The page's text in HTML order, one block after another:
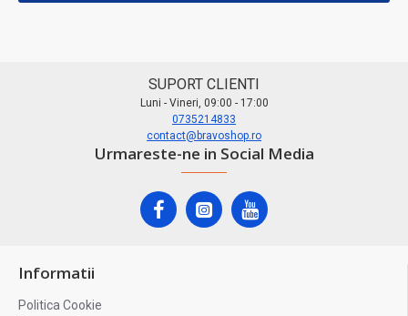
SUPORT CLIENTI
Luni - Vineri, 09:00 - 17:00
0735214833
contact@bravoshop.ro
Urmareste-ne in Social Media
Informatii
Politica Cookie